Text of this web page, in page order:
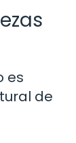
es
de